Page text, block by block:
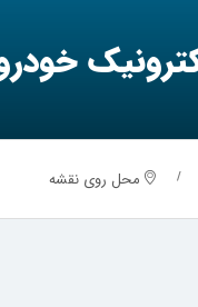
محل روی نقشه